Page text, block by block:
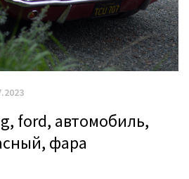
ford, автомобиль,
фара